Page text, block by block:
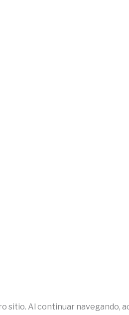
sitio. Al continuar navegando,